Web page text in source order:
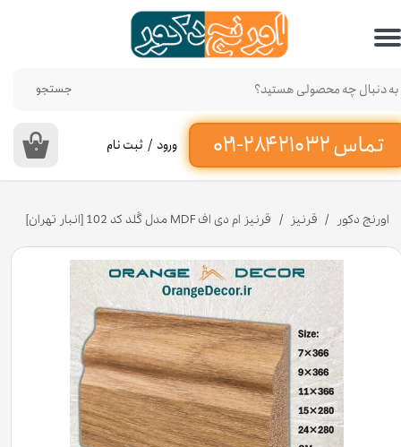
تماس ۳۲ ۲۱۰ ۲۸۴-۰۲۱‌
جستجو
۰ ورود / ثبت نام
حساب کاربری من
تغییر گذر واژه
سفارشات
خروج از حساب کاربری
اورنج دکور قرنیز قرنیز ام دی اف MDF مدل گُلد کد 102 [انبار تهران]